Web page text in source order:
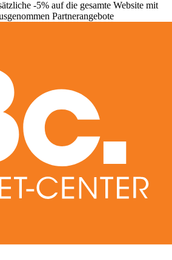
-5% auf die gesamte Website mit
Partnerangebote